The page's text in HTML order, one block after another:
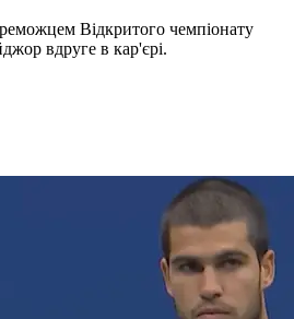
Відкритого чемпіонату
вдруге в кар'єрі.